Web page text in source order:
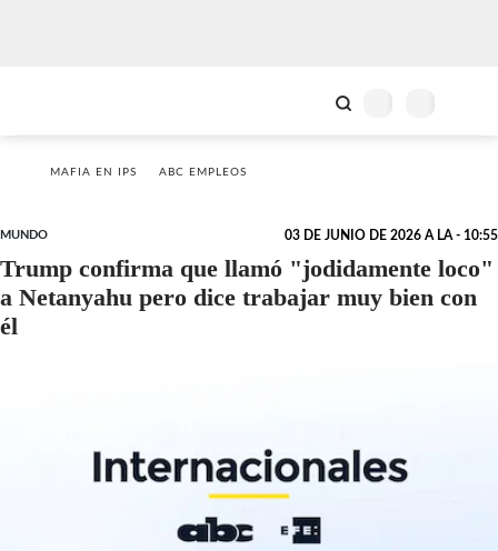
MAFIA EN IPS ABC EMPLEOS
MUNDO 03 DE JUNIO DE 2026 A LA - 10:55
Trump confirma que llamó "jodidamente loco"
a Netanyahu pero dice trabajar muy bien con
él